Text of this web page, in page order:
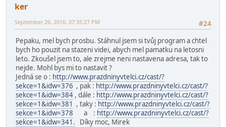
ker
#24
September 26, 2010, 07:35:27 PM
Pepaku, mel bych prosbu. Stáhnul jsem si tvůj program a chtel
bych ho pouzit na stazeni videi, abych mel pamatku na letosni
leto. Zkoušel jsem to, ale zrejme neni nastavena adresa, tak to
nejde. Mohl bys mi to nastavit ?
Jedná se o : http://www.prazdninyvtelci.cz/cast/?
sekce=1&idw=376 , pak : http://www.prazdninyvtelci.cz/cast/?
sekce=1&idw=384 , dále : http://www.prazdninyvtelci.cz/cast/?
sekce=1&idw=381 , taky : http://www.prazdninyvtelci.cz/cast/?
sekce=1&idw=378 a : http://www.prazdninyvtelci.cz/cast/?
sekce=1&idw=341. Díky moc, Mirek